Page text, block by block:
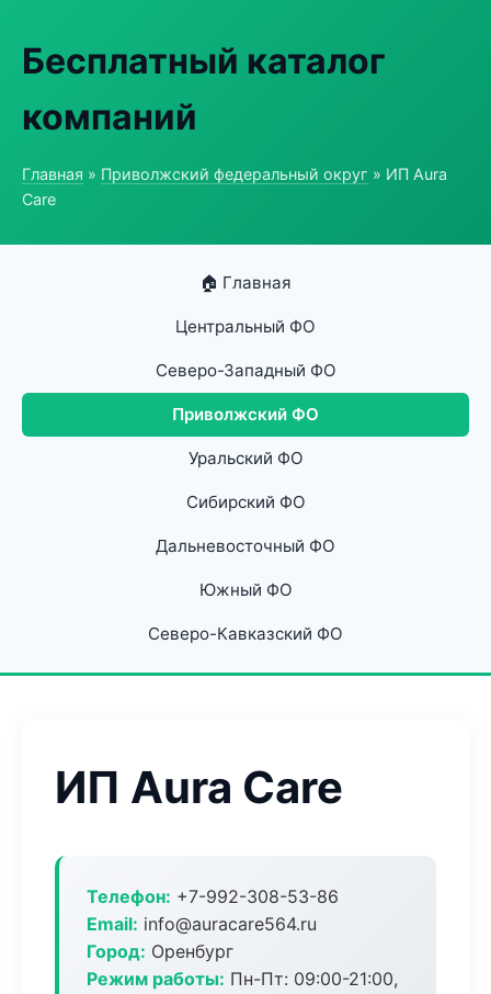
Бесплатный каталог
компаний
Главная » Приволжский федеральный округ » ИП Aura
Care
🏠 Главная
Центральный ФО
Северо-Западный ФО
Приволжский ФО
Уральский ФО
Сибирский ФО
Дальневосточный ФО
Южный ФО
Северо-Кавказский ФО
ИП Aura Care
Телефон: +7-992-308-53-86
Email: info@auracare564.ru
Город: Оренбург
Режим работы: Пн-Пт: 09:00-21:00,